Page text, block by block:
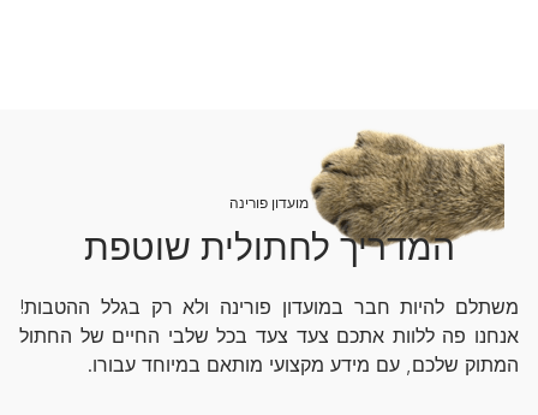
מועדון פורינה
המדריך לחתולית שוטפת
משתלם להיות חבר במועדון פורינה ולא רק בגלל ההטבות!
אנחנו פה ללוות אתכם צעד צעד בכל שלבי החיים של החתול
המתוק שלכם, עם מידע מקצועי מותאם במיוחד עבורו.